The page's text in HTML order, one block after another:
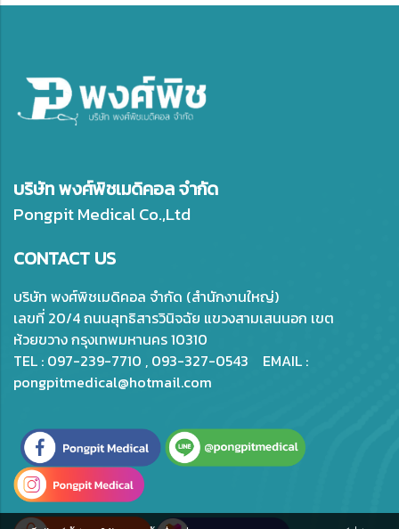
บริษัท พงศ์พิชเมดิคอล จำกัด
Pongpit Medical Co.,Ltd
CONTACT US
บริษัท พงศ์พิชเมดิคอล จำกัด (สำนักงานใหญ่)
เลขที่ 20/4 ถนนสุทธิสารวินิจฉัย แขวงสามเสนนอก เขต
ห้วยขวาง กรุงเทพมหานคร 10310
TEL : 097-239-7710 , 093-327-0543 EMAIL :
pongpitmedical@hotmail.com